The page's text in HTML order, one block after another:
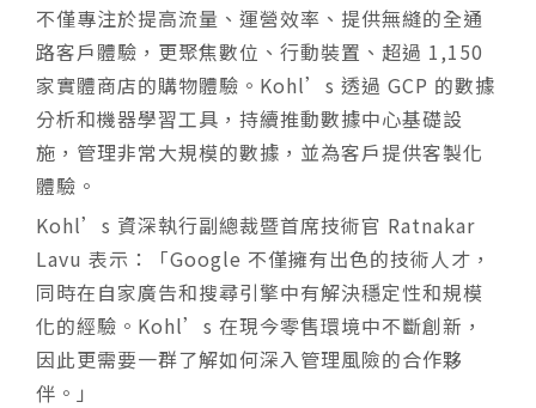
不僅專注於提高流量、運營效率、提供無縫的全通
路客戶體驗，更聚焦數位、行動裝置、超過 1,150
家實體商店的購物體驗。Kohl’s 透過 GCP 的數據
分析和機器學習工具，持續推動數據中心基礎設
施，管理非常大規模的數據，並為客戶提供客製化
體驗。
Kohl’s 資深執行副總裁暨首席技術官 Ratnakar
Lavu 表示：「Google 不僅擁有出色的技術人才，
同時在自家廣告和搜尋引擎中有解決穩定性和規模
化的經驗。Kohl’s 在現今零售環境中不斷創新，
因此更需要一群了解如何深入管理風險的合作夥
伴。」